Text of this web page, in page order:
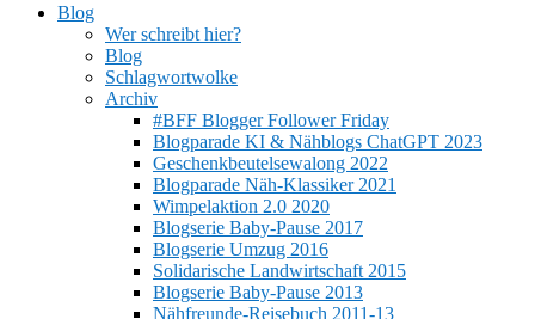
Blog
Wer schreibt hier?
Blog
Schlagwortwolke
Archiv
#BFF Blogger Follower Friday
Blogparade KI & Nähblogs ChatGPT 2023
Geschenkbeutelsewalong 2022
Blogparade Näh-Klassiker 2021
Wimpelaktion 2.0 2020
Blogserie Baby-Pause 2017
Blogserie Umzug 2016
Solidarische Landwirtschaft 2015
Blogserie Baby-Pause 2013
Nähfreunde-Reisebuch 2011-13